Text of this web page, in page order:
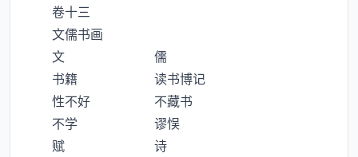
卷十三
文儒书画
文 儒
书籍 读书博记
性不好 不藏书
不学 谬悮
赋 诗